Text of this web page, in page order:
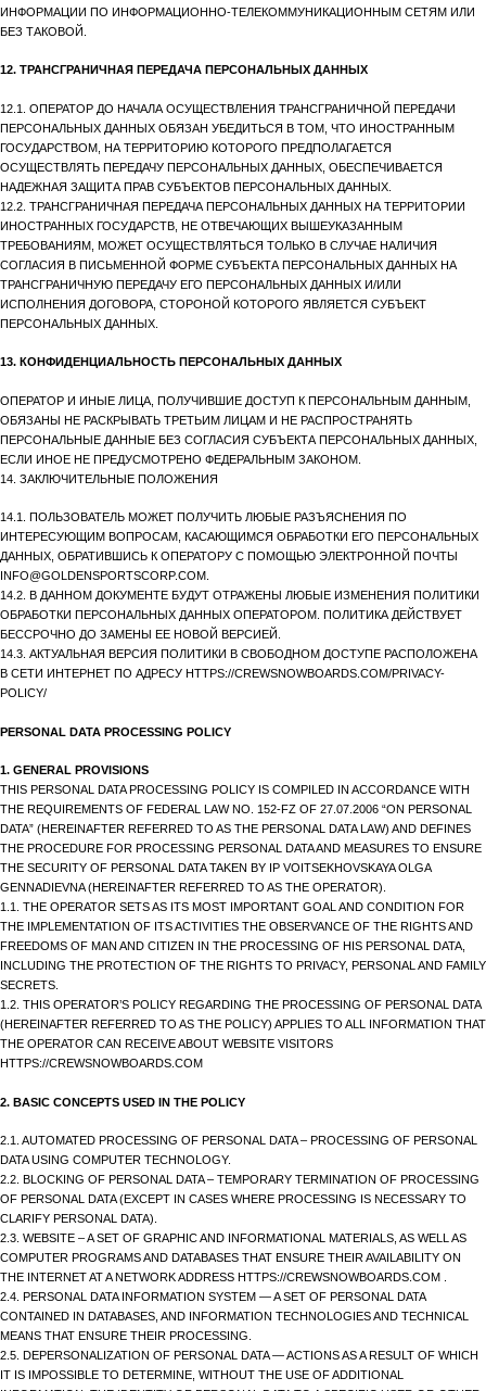
ИНФОРМАЦИИ ПО ИНФОРМАЦИОННО-ТЕЛЕКОММУНИКАЦИОННЫМ СЕТЯМ ИЛИ
БЕЗ ТАКОВОЙ.
12. ТРАНСГРАНИЧНАЯ ПЕРЕДАЧА ПЕРСОНАЛЬНЫХ ДАННЫХ
12.1. ОПЕРАТОР ДО НАЧАЛА ОСУЩЕСТВЛЕНИЯ ТРАНСГРАНИЧНОЙ ПЕРЕДАЧИ
ПЕРСОНАЛЬНЫХ ДАННЫХ ОБЯЗАН УБЕДИТЬСЯ В ТОМ, ЧТО ИНОСТРАННЫМ
ГОСУДАРСТВОМ, НА ТЕРРИТОРИЮ КОТОРОГО ПРЕДПОЛАГАЕТСЯ
ОСУЩЕСТВЛЯТЬ ПЕРЕДАЧУ ПЕРСОНАЛЬНЫХ ДАННЫХ, ОБЕСПЕЧИВАЕТСЯ
НАДЕЖНАЯ ЗАЩИТА ПРАВ СУБЪЕКТОВ ПЕРСОНАЛЬНЫХ ДАННЫХ.
12.2. ТРАНСГРАНИЧНАЯ ПЕРЕДАЧА ПЕРСОНАЛЬНЫХ ДАННЫХ НА ТЕРРИТОРИИ
ИНОСТРАННЫХ ГОСУДАРСТВ, НЕ ОТВЕЧАЮЩИХ ВЫШЕУКАЗАННЫМ
ТРЕБОВАНИЯМ, МОЖЕТ ОСУЩЕСТВЛЯТЬСЯ ТОЛЬКО В СЛУЧАЕ НАЛИЧИЯ
СОГЛАСИЯ В ПИСЬМЕННОЙ ФОРМЕ СУБЪЕКТА ПЕРСОНАЛЬНЫХ ДАННЫХ НА
ТРАНСГРАНИЧНУЮ ПЕРЕДАЧУ ЕГО ПЕРСОНАЛЬНЫХ ДАННЫХ И/ИЛИ
ИСПОЛНЕНИЯ ДОГОВОРА, СТОРОНОЙ КОТОРОГО ЯВЛЯЕТСЯ СУБЪЕКТ
ПЕРСОНАЛЬНЫХ ДАННЫХ.
13. КОНФИДЕНЦИАЛЬНОСТЬ ПЕРСОНАЛЬНЫХ ДАННЫХ
ОПЕРАТОР И ИНЫЕ ЛИЦА, ПОЛУЧИВШИЕ ДОСТУП К ПЕРСОНАЛЬНЫМ ДАННЫМ,
ОБЯЗАНЫ НЕ РАСКРЫВАТЬ ТРЕТЬИМ ЛИЦАМ И НЕ РАСПРОСТРАНЯТЬ
ПЕРСОНАЛЬНЫЕ ДАННЫЕ БЕЗ СОГЛАСИЯ СУБЪЕКТА ПЕРСОНАЛЬНЫХ ДАННЫХ,
ЕСЛИ ИНОЕ НЕ ПРЕДУСМОТРЕНО ФЕДЕРАЛЬНЫМ ЗАКОНОМ.
14. ЗАКЛЮЧИТЕЛЬНЫЕ ПОЛОЖЕНИЯ
14.1. ПОЛЬЗОВАТЕЛЬ МОЖЕТ ПОЛУЧИТЬ ЛЮБЫЕ РАЗЪЯСНЕНИЯ ПО
ИНТЕРЕСУЮЩИМ ВОПРОСАМ, КАСАЮЩИМСЯ ОБРАБОТКИ ЕГО ПЕРСОНАЛЬНЫХ
ДАННЫХ, ОБРАТИВШИСЬ К ОПЕРАТОРУ С ПОМОЩЬЮ ЭЛЕКТРОННОЙ ПОЧТЫ
INFO@GOLDENSPORTSCORP.COM.
14.2. В ДАННОМ ДОКУМЕНТЕ БУДУТ ОТРАЖЕНЫ ЛЮБЫЕ ИЗМЕНЕНИЯ ПОЛИТИКИ
ОБРАБОТКИ ПЕРСОНАЛЬНЫХ ДАННЫХ ОПЕРАТОРОМ. ПОЛИТИКА ДЕЙСТВУЕТ
БЕССРОЧНО ДО ЗАМЕНЫ ЕЕ НОВОЙ ВЕРСИЕЙ.
14.3. АКТУАЛЬНАЯ ВЕРСИЯ ПОЛИТИКИ В СВОБОДНОМ ДОСТУПЕ РАСПОЛОЖЕНА
В СЕТИ ИНТЕРНЕТ ПО АДРЕСУ HTTPS://CREWSNOWBOARDS.COM/PRIVACY-
POLICY/
PERSONAL DATA PROCESSING POLICY
1. GENERAL PROVISIONS
THIS PERSONAL DATA PROCESSING POLICY IS COMPILED IN ACCORDANCE WITH
THE REQUIREMENTS OF FEDERAL LAW NO. 152-FZ OF 27.07.2006 “ON PERSONAL
DATA” (HEREINAFTER REFERRED TO AS THE PERSONAL DATA LAW) AND DEFINES
THE PROCEDURE FOR PROCESSING PERSONAL DATA AND MEASURES TO ENSURE
THE SECURITY OF PERSONAL DATA TAKEN BY IP VOITSEKHOVSKAYA OLGA
GENNADIEVNA (HEREINAFTER REFERRED TO AS THE OPERATOR).
1.1. THE OPERATOR SETS AS ITS MOST IMPORTANT GOAL AND CONDITION FOR
THE IMPLEMENTATION OF ITS ACTIVITIES THE OBSERVANCE OF THE RIGHTS AND
FREEDOMS OF MAN AND CITIZEN IN THE PROCESSING OF HIS PERSONAL DATA,
INCLUDING THE PROTECTION OF THE RIGHTS TO PRIVACY, PERSONAL AND FAMILY
SECRETS.
1.2. THIS OPERATOR’S POLICY REGARDING THE PROCESSING OF PERSONAL DATA
(HEREINAFTER REFERRED TO AS THE POLICY) APPLIES TO ALL INFORMATION THAT
THE OPERATOR CAN RECEIVE ABOUT WEBSITE VISITORS
HTTPS://CREWSNOWBOARDS.COM
2. BASIC CONCEPTS USED IN THE POLICY
2.1. AUTOMATED PROCESSING OF PERSONAL DATA – PROCESSING OF PERSONAL
DATA USING COMPUTER TECHNOLOGY.
2.2. BLOCKING OF PERSONAL DATA – TEMPORARY TERMINATION OF PROCESSING
OF PERSONAL DATA (EXCEPT IN CASES WHERE PROCESSING IS NECESSARY TO
CLARIFY PERSONAL DATA).
2.3. WEBSITE – A SET OF GRAPHIC AND INFORMATIONAL MATERIALS, AS WELL AS
COMPUTER PROGRAMS AND DATABASES THAT ENSURE THEIR AVAILABILITY ON
THE INTERNET AT A NETWORK ADDRESS HTTPS://CREWSNOWBOARDS.COM .
2.4. PERSONAL DATA INFORMATION SYSTEM — A SET OF PERSONAL DATA
CONTAINED IN DATABASES, AND INFORMATION TECHNOLOGIES AND TECHNICAL
MEANS THAT ENSURE THEIR PROCESSING.
2.5. DEPERSONALIZATION OF PERSONAL DATA — ACTIONS AS A RESULT OF WHICH
IT IS IMPOSSIBLE TO DETERMINE, WITHOUT THE USE OF ADDITIONAL